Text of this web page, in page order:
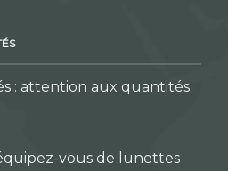
: attention aux quantités
vous de lunettes